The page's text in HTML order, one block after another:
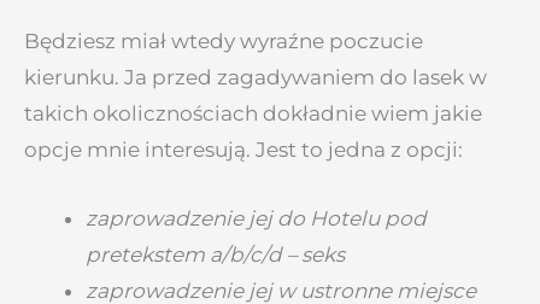
Będziesz miał wtedy wyraźne poczucie
kierunku. Ja przed zagadywaniem do lasek w
takich okolicznościach dokładnie wiem jakie
opcje mnie interesują. Jest to jedna z opcji:
zaprowadzenie jej do Hotelu pod
pretekstem a/b/c/d – seks
zaprowadzenie jej w ustronne miejsce